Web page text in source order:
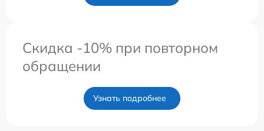
Скидка -10% при повторном
обращении
Узнать подробнее